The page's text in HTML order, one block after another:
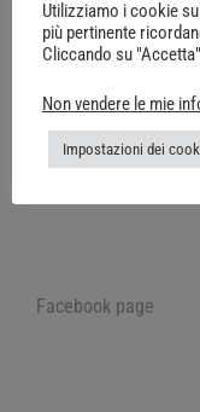
Facebook page
Utilizziamo i cookie
più pertinente
Cliccando su
Non vendere le mie
Impostazioni dei